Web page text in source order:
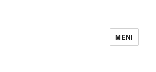
MENI